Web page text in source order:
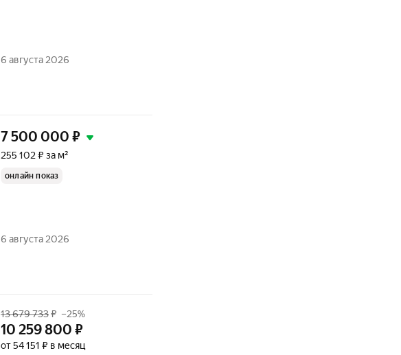
6 августа 2026
7 500 000 ₽
255 102 ₽ за м²
онлайн показ
6 августа 2026
13 679 733₽ –25%
10 259 800 ₽
от 54 151 ₽ в месяц